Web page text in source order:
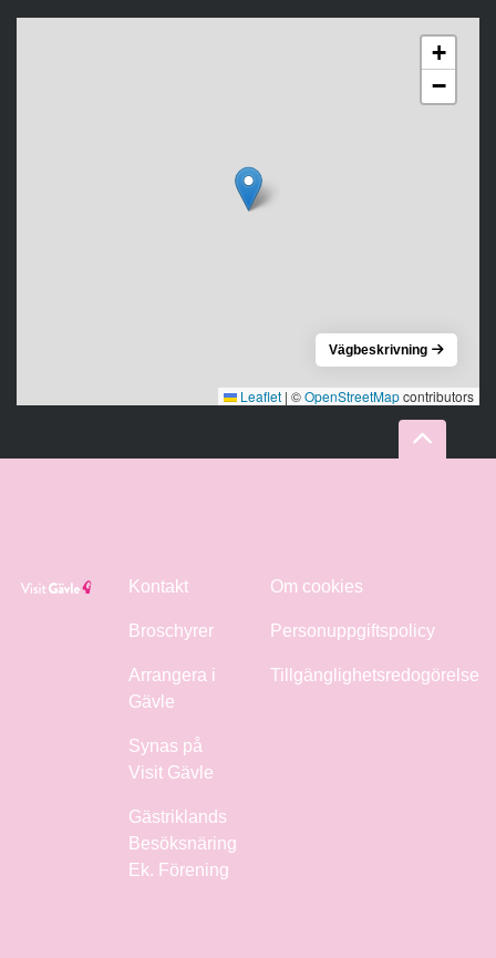
+
−
Leaflet | ©OpenStreetMapcontributors
Vägbeskrivning
Kontakt
Broschyrer
Arrangera i
Gävle
Synas på
Visit Gävle
Gästriklands
Besöksnäring
Ek. Förening
Om cookies
Personuppgiftspolicy
Tillgänglighetsredogörelse